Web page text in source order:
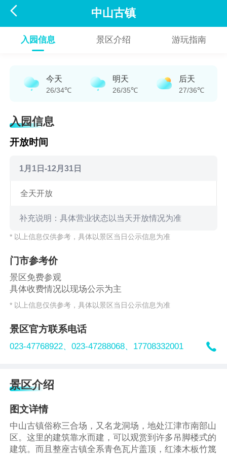
 中山古镇
入园信息 景区介绍 游玩指南
今天
26/34℃
明天
26/35℃
后天
27/36℃
入园信息
开放时间
1月1日-12月31日
全天开放
补充说明：具体营业状态以当天开放情况为准
* 以上信息仅供参考，具体以景区当日公示信息为准
门市参考价
景区免费参观
具体收费情况以现场公示为主
* 以上信息仅供参考，具体以景区当日公示信息为准
景区官方联系电话
023-47768922、023-47288068、 17708332001 
景区介绍
图文详情
中山古镇俗称三合场，又名龙洞场，地处江津市南部山
区。这里的建筑靠水而建，可以观赏到许多吊脚楼式的
建筑。而且整座古镇全系青色瓦片盖顶，红漆木板竹篾